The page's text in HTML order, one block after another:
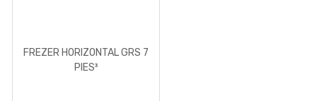
FREZER HORIZONTAL GRS 7
PIES³